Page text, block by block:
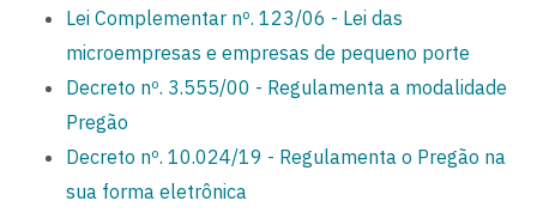
Lei Complementar nº. 123/06 - Lei das
microempresas e empresas de pequeno porte
Decreto nº. 3.555/00 - Regulamenta a modalidade
Pregão
Decreto nº. 10.024/19 - Regulamenta o Pregão na
sua forma eletrônica